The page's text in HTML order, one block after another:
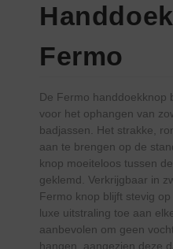
Fermo
De Fermo handdoekknop
voor het ophangen van
badjassen. Het strakke,
aan te brengen op de
knop moeiteloos tussen
geklemd. Verkrijgbaar in
Fermo knop blijft stevig
luxe uitstraling toe aan
aanbevolen om geen
hangen, aangezien deze